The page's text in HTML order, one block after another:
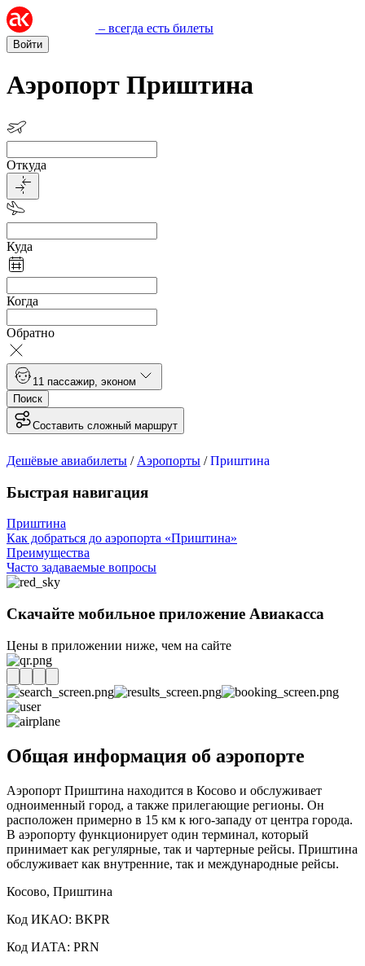
– всегда есть билеты
Войти
Аэропорт Приштина
Откуда
Куда
Когда
Обратно
1 1 пассажир эконом
Поиск
Составить сложный маршрут
Дешёвые авиабилеты / Аэропорты /Приштина
Быстрая навигация
Приштина
Как добраться до аэропорта «Приштина»
Преимущества
Часто задаваемые вопросы
Скачайте мобильное приложение Авиакасса
Цены в приложении ниже, чем на сайте
Общая информация об аэропорте
Аэропорт Приштина находится в Косово и обслуживает
одноименный город, а также прилегающие регионы. Он
расположен примерно в 15 км к юго-западу от центра города.
В аэропорту функционирует один терминал, который
принимает как регулярные, так и чартерные рейсы. Приштина
обслуживает как внутренние, так и международные рейсы.
Косово, Приштина
Код ИКАО: BKPR
Код ИАТА: PRN